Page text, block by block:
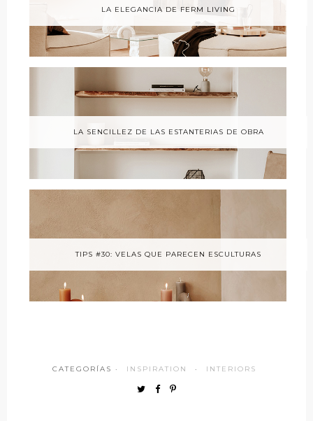
LA ELEGANCIA DE FERM LIVING
LA SENCILLEZ DE LAS ESTANTERIAS DE OBRA
TIPS #30: VELAS QUE PARECEN ESCULTURAS
CATEGORÍAS · INSPIRATION · INTERIORS